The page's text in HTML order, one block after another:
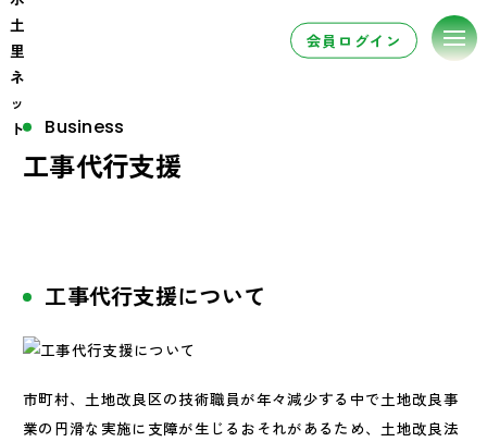
会員ログイン
Business
工事代行支援
工事代行支援について
市町村、土地改良区の技術職員が年々減少する中で土地改良事
業の円滑な実施に支障が生じるおそれがあるため、土地改良法